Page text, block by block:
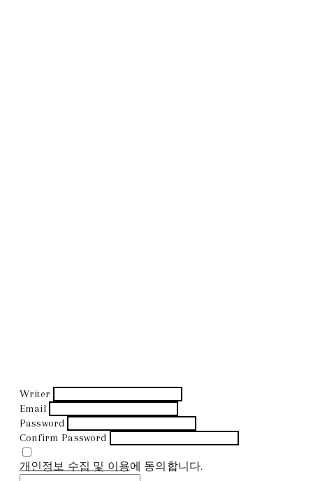
Writer
Email
Password
Confirm Password
개인정보 수집 및 이용에 동의합니다.